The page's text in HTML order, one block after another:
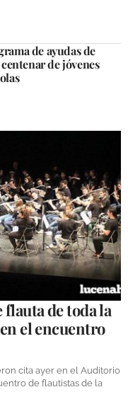
de ayudas de
centenar de jóvenes
de toda la
el encuentro
cita ayer en el Auditorio
de flautistas de la